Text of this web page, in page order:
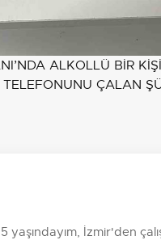
ALKOLLÜ BİR
ÇALAN
İzmir'den